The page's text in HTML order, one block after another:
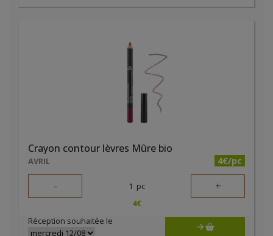
Crayon contour lèvres Mûre bio
AVRIL 4€/pc
- 1 pc +
4€
Réception souhaitée le